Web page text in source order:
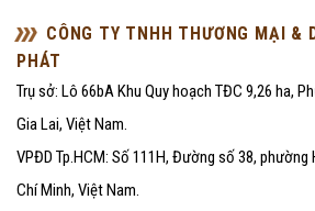
CÔNG TY TNHH THƯƠNG MẠI &
PHÁT
Trụ sở: Lô 66bA Khu Quy hoạch TĐC 9,26 ha,
Gia Lai, Việt Nam.
VPĐD Tp.HCM: Số 111H, Đường số 38, phường
Chí Minh, Việt Nam.